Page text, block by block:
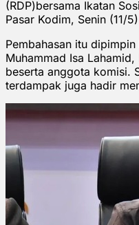
(RDP)bersama Ikatan
Pasar Kodim, Senin (11/
Pembahasan itu
Muhammad Isa
beserta anggota komisi.
terdampak juga hadir